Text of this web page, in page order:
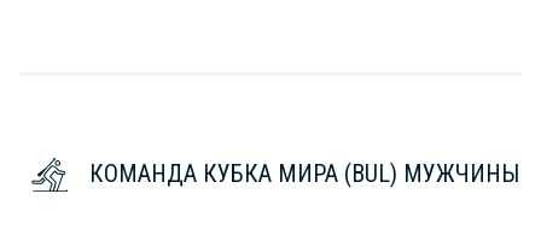
КОМАНДА КУБКА МИРА (BUL) МУЖЧИНЫ